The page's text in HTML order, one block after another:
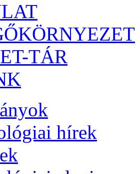
TÁR
hírek